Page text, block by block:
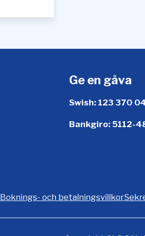
Ge en gåva
Swish: 123 370
Bankgiro: 5112-
Boknings- och betalningsvillkor